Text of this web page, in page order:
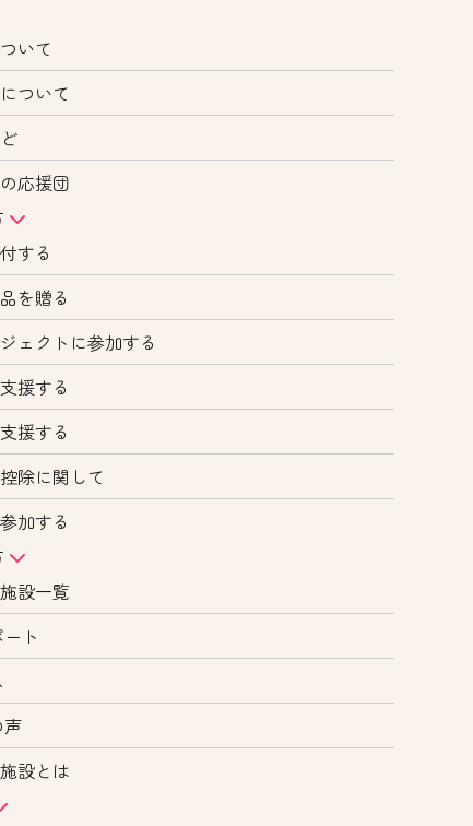
いて
ついて
応援団
する
を贈る
ェクトに参加する
援する
援する
除に関して
加する
設一覧
ト
声
設とは